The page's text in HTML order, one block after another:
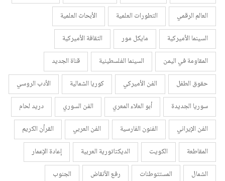
العالم الرقمي
التطورات العلمية
الأبحاث العلمية
السينما الأميركية
مايكل مور
الثقافة الأميركية
المقاومة في اليمن
السينما الفلسطينية
قناة الجديد
حقوق الطفل
الفن الأميركي كوريا الشمالية
الأدب الروسي
سوريا الجديدة
أبو العلاء المعري الفن السوري
دريد لحام
الفن الإيراني
الفنون الفارسية الفن العربي
القرأن الكريم
المقاطعة
الكويت الديكتاتورية العربية
إعادة الإعمار
الشمال
المستتوطنات رفع الأنقاض
الجنوب